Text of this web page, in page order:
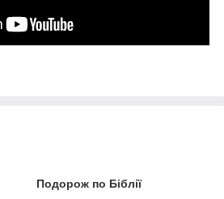
Подорож по Біблії